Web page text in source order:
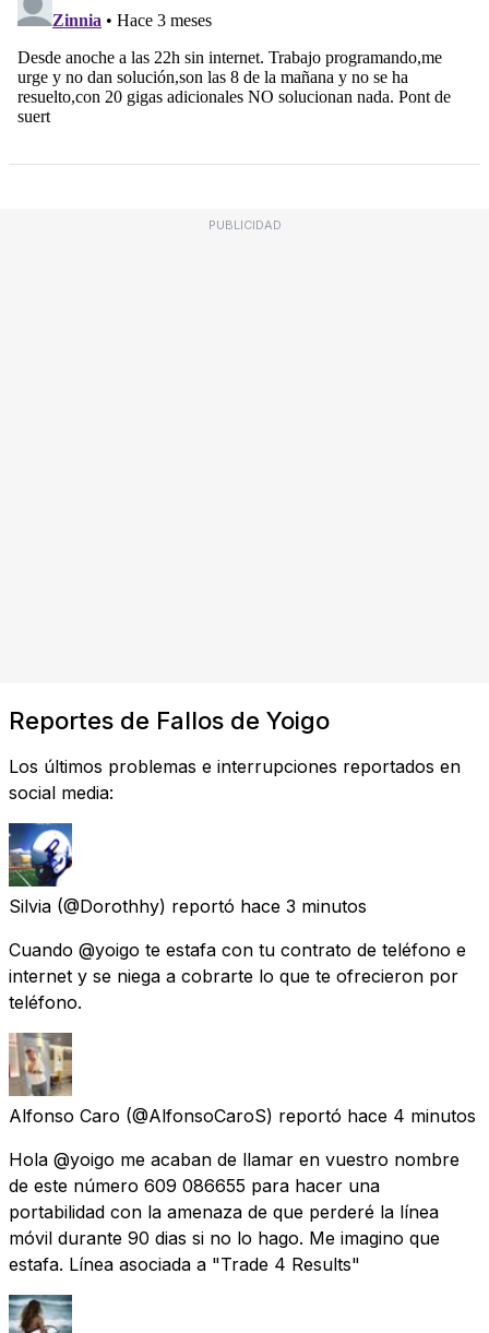
PUBLICIDAD
Reportes de Fallos de Yoigo
Los últimos problemas e interrupciones reportados en
social media:
Silvia (@Dorothhy) reportó hace 3 minutos
Cuando @yoigo te estafa con tu contrato de teléfono e
internet y se niega a cobrarte lo que te ofrecieron por
teléfono.
Alfonso Caro (@AlfonsoCaroS) reportó hace 4 minutos
Hola @yoigo me acaban de llamar en vuestro nombre
de este número 609 086655 para hacer una
portabilidad con la amenaza de que perderé la línea
móvil durante 90 dias si no lo hago. Me imagino que
estafa. Línea asociada a "Trade 4 Results"